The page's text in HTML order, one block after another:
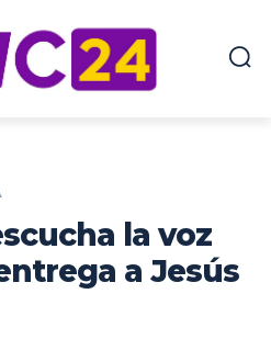
la voz
a Jesús